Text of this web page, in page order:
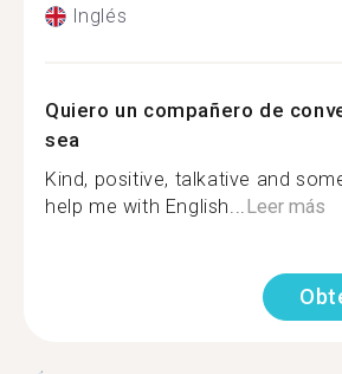
Inglés
Quiero un compañero de
sea
Kind, positive, talkative and
help me with English...Leer más